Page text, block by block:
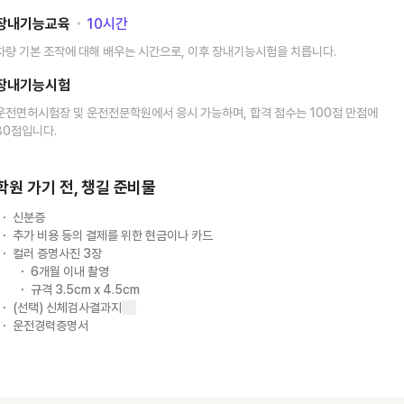
내기능교육 ･ 10시간
량 기본 조작에 대해 배우는 시간으로, 이후 장내기능시험을 치릅니다.
내기능시험
전면허시험장 및 운전전문학원에서 응시 가능하며, 합격 점수는 100점 만점에
점입니다.
원 가기 전, 챙길 준비물
신분증
추가 비용 등의 결제를 위한 현금이나 카드
컬러 증명사진 3장
6개월 이내 촬영
규격 3.5cm x 4.5cm
(선택) 신체검사결과지
운전경력증명서